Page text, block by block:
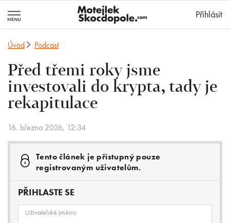
Přihlásit
Úvod Podcast
Před třemi roky jsme
investovali do krypta, tady je
rekapitulace
16. března 2026, 12:34
Tento článek je přístupný pouze
registrovaným uživatelům.
PŘIHLASTE SE
Uživatelské jméno